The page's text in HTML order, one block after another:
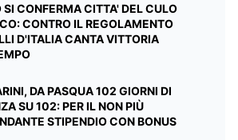
SI CONFERMA CITTA' DEL CULO
CONTRO IL REGOLAMENTO
D'ITALIA CANTA VITTORIA
DA PASQUA 102 GIORNI DI
SU 102: PER IL NON PIÙ
STIPENDIO CON BONUS